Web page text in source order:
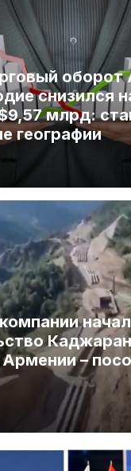
оборот
снизился
млрд:
географии
Армении –